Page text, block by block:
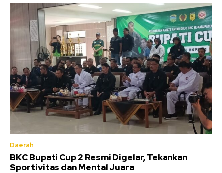
Daerah
BKC Bupati Cup 2 Resmi Digelar, Tekankan
Sportivitas dan Mental Juara